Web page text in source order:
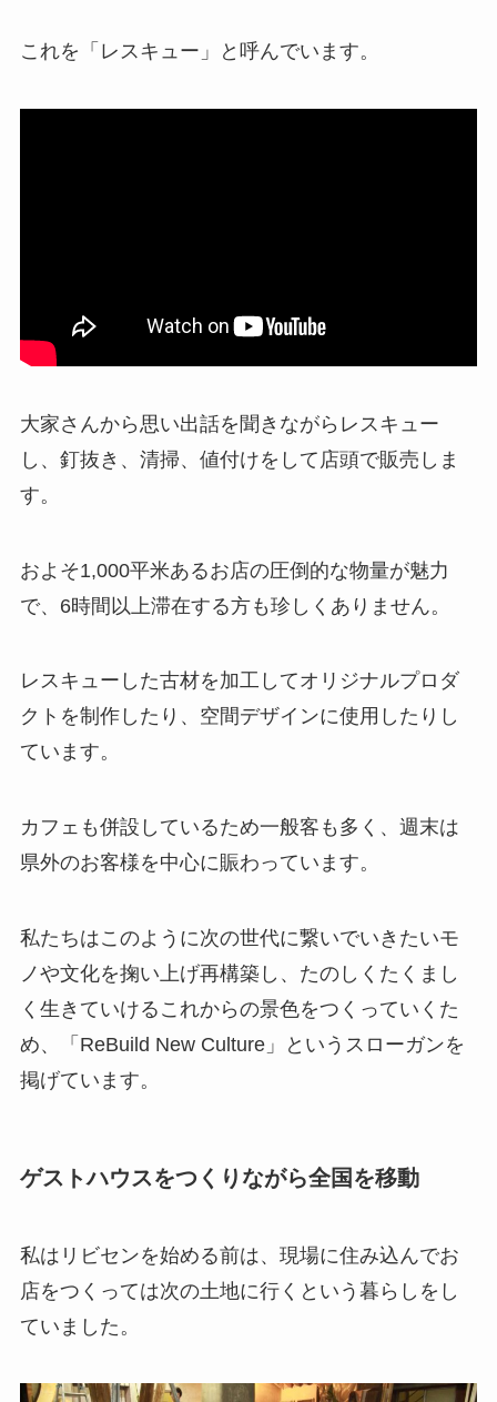
これを「レスキュー」と呼んでいます。
大家さんから思い出話を聞きながらレスキュー
し、釘抜き、清掃、値付けをして店頭で販売しま
す。
およそ1,000平米あるお店の圧倒的な物量が魅力
で、6時間以上滞在する方も珍しくありません。
レスキューした古材を加工してオリジナルプロダ
クトを制作したり、空間デザインに使用したりし
ています。
カフェも併設しているため一般客も多く、週末は
県外のお客様を中心に賑わっています。
私たちはこのように次の世代に繋いでいきたいモ
ノや文化を掬い上げ再構築し、たのしくたくまし
く生きていけるこれからの景色をつくっていくた
め、「ReBuild New Culture」というスローガンを
掲げています。
ゲストハウスをつくりながら全国を移動
私はリビセンを始める前は、現場に住み込んでお
店をつくっては次の土地に行くという暮らしをし
ていました。